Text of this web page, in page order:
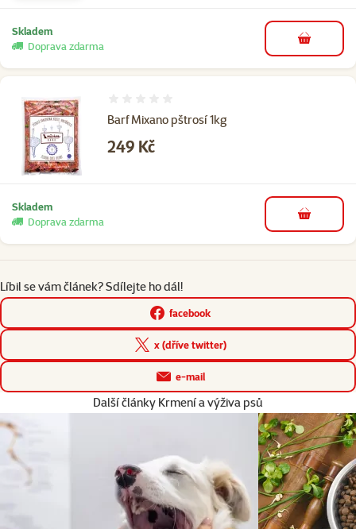
Skladem
Doprava zdarma
do košíku
Barf Mixano pštrosí 1kg
Cena
249 Kč
Skladem
Doprava zdarma
do košíku
Líbil se vám článek? Sdílejte ho dál!
facebook
x (dříve twitter)
e-mail
Další články Krmení a výživa psů